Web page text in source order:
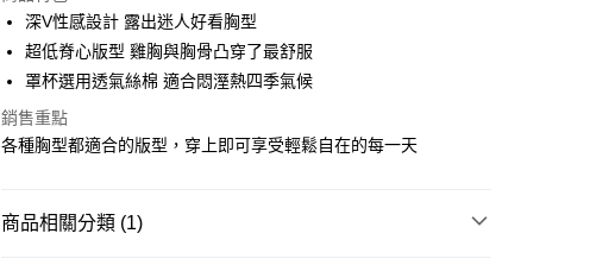
運送方式
全家取貨付款
每筆NT$90，滿NT$1,300(含以上)免運費
深V性感設計 露出迷人好看胸型
超低脊心版型 雞胸與胸骨凸穿了最舒服
罩杯選用透氣絲棉 適合悶溼熱四季氣候
銷售重點
各種胸型都適合的版型，穿上即可享受輕鬆自在的每一天
商品相關分類 (1)